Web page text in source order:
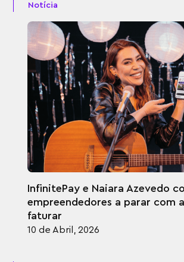
Notícia
InfinitePay e Naiara Azevedo
empreendedores a parar com
faturar
10 de Abril, 2026